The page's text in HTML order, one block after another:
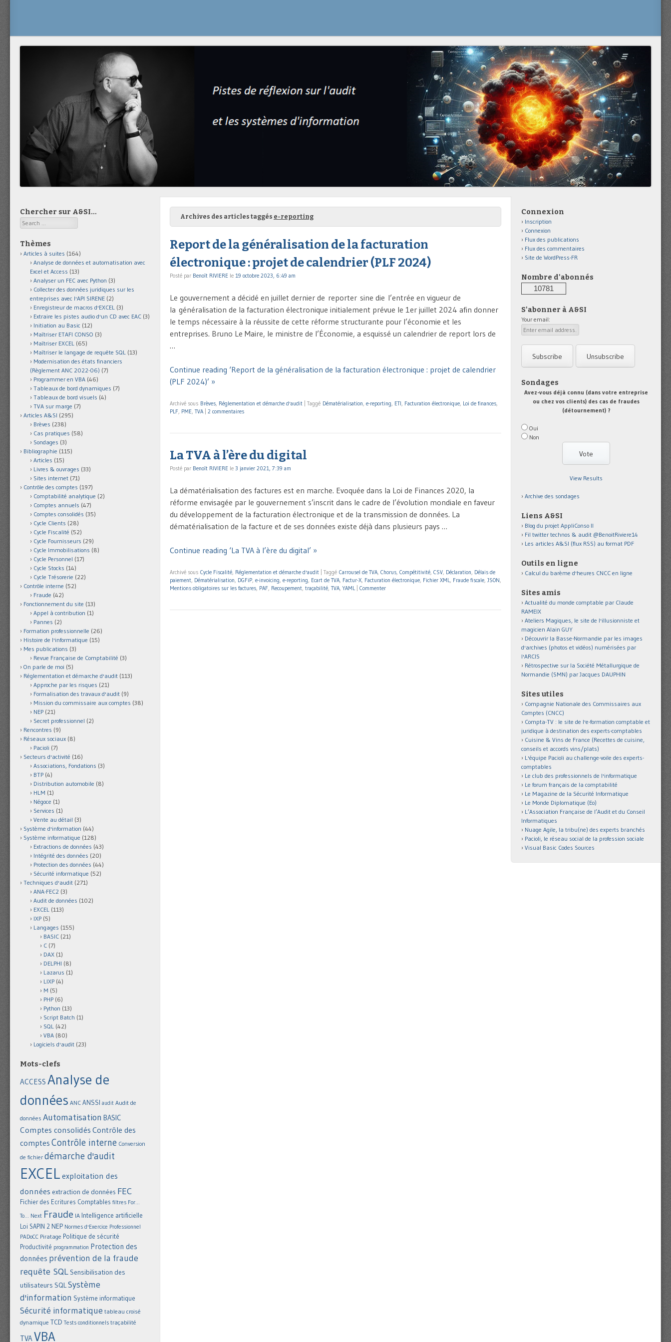
Archives des articles taggés e-reporting
Report de la généralisation de la facturation
électronique : projet de calendrier (PLF 2024)
Posté par Benoît RIVIERE le 19 octobre 2023, 6:49 am
Le gouvernement a décidé en juillet dernier de reporter sine die l’entrée en vigueur de
la généralisation de la facturation électronique initialement prévue le 1er juillet 2024 afin donner
le temps nécessaire à la réussite de cette réforme structurante pour l’économie et les
entreprises. Bruno Le Maire, le ministre de l’Économie, a esquissé un calendrier de report lors de
…
Continue reading ‘Report de la généralisation de la facturation électronique : projet de calendrier
(PLF 2024)’ »
Archivé sous Brèves, Réglementation et démarche d'audit Taggé Dématérialisation, e-reporting, ETI, Facturation électronique, Loi de finances,
PLF, PME, TVA 2 commentaires
La TVA à l’ère du digital
Posté par Benoît RIVIERE le 3 janvier 2021, 7:39 am
La dématérialisation des factures est en marche. Evoquée dans la Loi de Finances 2020, la
réforme envisagée par le gouvernement s’inscrit dans le cadre de l’évolution mondiale en faveur
du développement de la facturation électronique et de la transmission de données. La
dématérialisation de la facture et de ses données existe déjà dans plusieurs pays …
Continue reading ‘La TVA à l’ère du digital’ »
Archivé sous Cycle Fiscalité, Réglementation et démarche d'audit Taggé Carrousel de TVA, Chorus, Compétitivité, CSV, Déclaration, Délais de
paiement, Dématérialisation, DGFiP, e-invoicing, e-reporting, Ecart de TVA, Factur-X, Facturation électronique, Fichier XML, Fraude fiscale, JSON,
Mentions obligatoires sur les factures, PAF, Recoupement, traçabilité, TVA,YAML Commenter
Chercher sur A&SI…
Search
Thèmes
Articles à suites (164)
Analyse de données et automatisation avec
Excel et Access (13)
Analyser un FEC avec Python (3)
Collecter des données juridiques sur les
entreprises avec l'API SIRENE (2)
Enregistreur de macros d'EXCEL (3)
Extraire les pistes audio d'un CD avec EAC (3)
Initiation au Basic (12)
Maîtriser ETAFI CONSO (3)
Maîtriser EXCEL (65)
Maîtriser le langage de requête SQL (13)
Modernisation des états financiers
(Règlement ANC 2022-06) (7)
Programmer en VBA (46)
Tableaux de bord dynamiques (7)
Tableaux de bord visuels (4)
TVA sur marge (7)
Articles A&SI (295)
Brèves (238)
Cas pratiques (58)
Sondages (3)
Bibliographie (115)
Articles (15)
Livres & ouvrages (33)
Sites internet (71)
Contrôle des comptes (197)
Comptabilité analytique (2)
Comptes annuels (47)
Comptes consolidés (35)
Cycle Clients (28)
Cycle Fiscalité (52)
Cycle Fournisseurs (29)
Cycle Immobilisations (8)
Cycle Personnel (17)
Cycle Stocks (14)
Cycle Trésorerie (22)
Contrôle interne (52)
Fraude (42)
Fonctionnement du site (13)
Appel à contribution (1)
Pannes (2)
Formation professionnelle (26)
Histoire de l'informatique (15)
Mes publications (3)
Revue Française de Comptabilité (3)
On parle de moi (5)
Réglementation et démarche d'audit (113)
Approche par les risques (21)
Formalisation des travaux d'audit (9)
Mission du commissaire aux comptes (38)
NEP (21)
Secret professionnel (2)
Rencontres (9)
Réseaux sociaux (8)
Pacioli (7)
Secteurs d'activité (16)
Associations, Fondations (3)
BTP (4)
Distribution automobile (8)
HLM (1)
Négoce (1)
Services (1)
Vente au détail (3)
Système d'information (44)
Système informatique (128)
Extractions de données (43)
Intégrité des données (20)
Protection des données (44)
Sécurité informatique (52)
Techniques d'audit (271)
ANA-FEC2 (3)
Audit de données (102)
EXCEL (113)
IXP (5)
Langages (155)
BASIC (21)
C (7)
DAX (1)
DELPHI (8)
Lazarus (1)
LIXP (4)
M (5)
PHP (6)
Python (13)
Script Batch (1)
SQL (42)
VBA (80)
Logiciels d'audit (23)
Mots-clefs
ACCESS Analyse de
données ANC ANSSI audit Audit de
données Automatisation BASIC
Comptes consolidés Contrôle des
comptes Contrôle interne Conversion
de fichier démarche d'audit
EXCEL exploitation des
données extraction de données FEC
Fichier des Ecritures Comptables filtres For...
To... Next Fraude IA Intelligence artificielle
Loi SAPIN 2 NEP Normes d'Exercice Professionnel
PADoCC Piratage Politique de sécurité
Productivité programmation Protection des
données prévention de la fraude
requête SQL Sensibilisation des
utilisateurs SQLSystème
d'information Système informatique
Sécurité informatique tableau croisé
dynamique TCD Tests conditionnels traçabilité
TVAVBA
Connexion
Inscription
Connexion
Flux des publications
Flux des commentaires
Site de WordPress-FR
Nombre d'abonnés
10781
S'abonner à A&SI
Your email:
Sondages
Avez-vous déjà connu (dans votre entreprise
ou chez vos clients) des cas de fraudes
(détournement) ?
Oui
Non
View Results
Archive des sondages
Liens A&SI
Blog du projet AppliConso II
Fil twitter technos & audit @BenoitRiviere14
Les articles A&SI (flux RSS) au format PDF
Outils en ligne
Calcul du barème d'heures CNCC en ligne
Sites amis
Actualité du monde comptable par Claude
RAMEIX
Ateliers Magiques, le site de l'illusionniste et
magicien Alain GUY
Découvrir la Basse-Normandie par les images
d'archives (photos et vidéos) numérisées par
l'ARCIS
Rétrospective sur la Société Métallurgique de
Normandie (SMN) par Jacques DAUPHIN
Sites utiles
Compagnie Nationale des Commissaires aux
Comptes (CNCC)
Compta-TV : le site de l'e-formation comptable et
juridique à destination des experts-comptables
Cuisine & Vins de France (Recettes de cuisine,
conseils et accords vins/plats)
L'équipe Pacioli au challenge-voile des experts-
comptables
Le club des professionnels de l'informatique
Le forum français de la comptabilité
Le Magazine de la Sécurité Informatique
Le Monde Diplomatique (Eo)
L’Association Française de l’Audit et du Conseil
Informatiques
Nuage Agile, la tribu(ne) des experts branchés
Pacioli, le réseau social de la profession sociale
Visual Basic Codes Sources